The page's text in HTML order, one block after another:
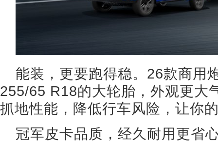
能装，更要跑得稳。26款商用
255/65 R18的大轮胎，外观更大
抓地性能，降低行车风险，让你
冠军皮卡品质，经久耐用更省